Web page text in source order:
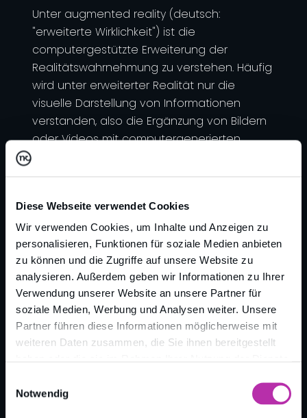
Diese Webseite verwendet Cookies
Wir verwenden Cookies, um Inhalte und Anzeigen zu
personalisieren, Funktionen für soziale Medien anbieten
zu können und die Zugriffe auf unsere Website zu
analysieren. Außerdem geben wir Informationen zu Ihrer
Verwendung unserer Website an unsere Partner für
soziale Medien, Werbung und Analysen weiter. Unsere
Partner führen diese Informationen möglicherweise mit
weiteren Daten zusammen, die Sie ihnen bereitgestellt
Notwendig
Zurück zur Übersicht
Unter augmented reality (deutsch:
"erweiterte Wirklichkeit") ist die
computergestützte Erweiterung der
Realitätswahrnehmung zu verstehen. Häufig
wird unter erweiterter Realität nur die
visuelle Darstellung von Informationen
verstanden, also die Ergänzung von Bildern
oder Videos mit computergenerierten